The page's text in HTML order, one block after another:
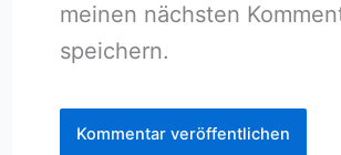
meinen nächsten
speichern.